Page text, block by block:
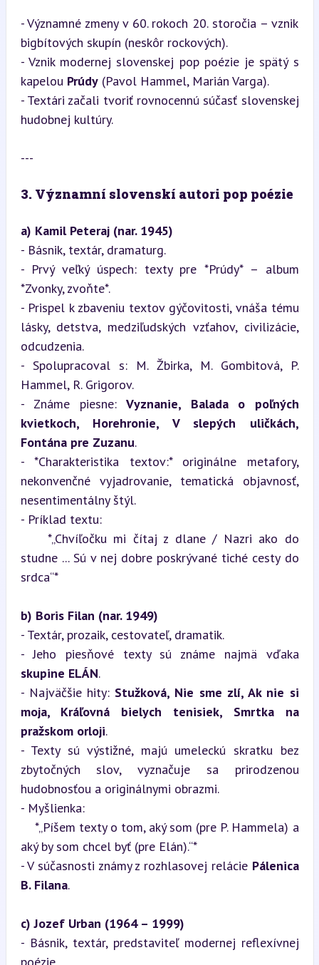
- Významné zmeny v 60. rokoch 20. storočia – vznik
bigbítových skupín (neskôr rockových).
- Vznik modernej slovenskej pop poézie je spätý s
kapelou Prúdy (Pavol Hammel, Marián Varga).
- Textári začali tvoriť rovnocennú súčasť slovenskej
hudobnej kultúry.
---
3. Významní slovenskí autori pop poézie
a) Kamil Peteraj (nar. 1945)
- Básnik, textár, dramaturg.
- Prvý veľký úspech: texty pre *Prúdy* – album
*Zvonky, zvoňte*.
- Prispel k zbaveniu textov gýčovitosti, vnáša tému
lásky, detstva, medziľudských vzťahov, civilizácie,
odcudzenia.
- Spolupracoval s: M. Žbirka, M. Gombitová, P.
Hammel, R. Grigorov.
- Známe piesne: Vyznanie, Balada o poľných
kvietkoch, Horehronie, V slepých uličkách,
Fontána pre Zuzanu.
- *Charakteristika textov:* originálne metafory,
nekonvenčné vyjadrovanie, tematická objavnosť,
nesentimentálny štýl.
- Príklad textu:
studne ... Sú v nej dobre poskrývané tiché cesty do
srdca“*
b) Boris Filan (nar. 1949)
- Textár, prozaik, cestovateľ, dramatik.
- Jeho piesňové texty sú známe najmä vďaka
skupine ELÁN.
- Najväčšie hity: Stužková, Nie sme zlí, Ak nie si
moja, Kráľovná bielych tenisiek, Smrtka na
pražskom orloji.
- Texty sú výstižné, majú umeleckú skratku bez
zbytočných slov, vyznačuje sa prirodzenou
hudobnosťou a originálnymi obrazmi.
- Myšlienka:
aký by som chcel byť (pre Elán).“*
- V súčasnosti známy z rozhlasovej relácie Pálenica
B. Filana.
c) Jozef Urban (1964 – 1999)
- Básnik, textár, predstaviteľ modernej reflexívnej